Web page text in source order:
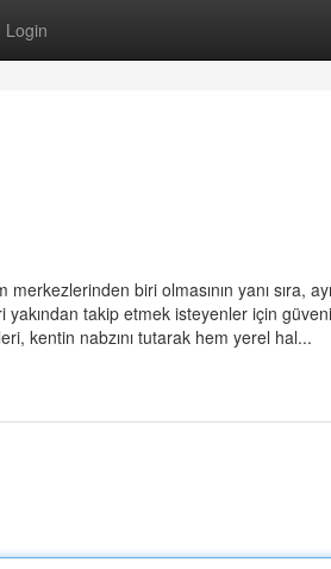
Login
biri olmasının yanı sıra,
takip etmek isteyenler için
kentin nabzını tutarak hem yerel hal...